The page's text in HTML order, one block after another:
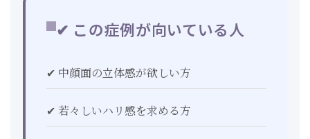
✔ この症例が向いている人
✔ 中顔面の立体感が欲しい方
✔ 若々しいハリ感を求める方